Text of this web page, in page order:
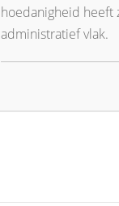
hoedanigheid heeft
administratief vlak.